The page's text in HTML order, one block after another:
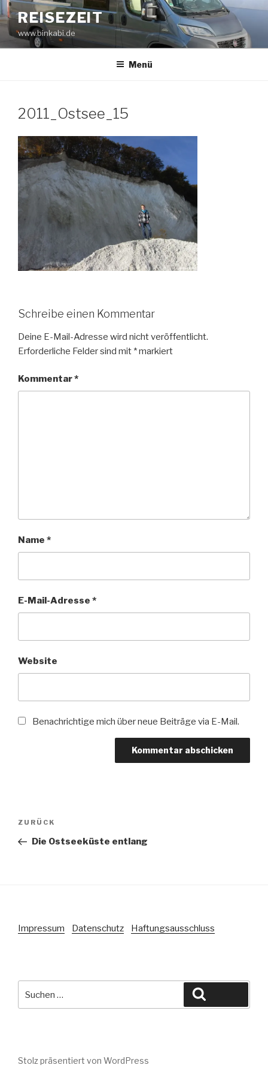
Zum
Inhalt
springen
REISEZEIT
www.binkabi.de
Menü
2011_Ostsee_15
Schreibe einen Kommentar
Deine E-Mail-Adresse wird nicht veröffentlicht.
Erforderliche Felder sind mit *markiert
Kommentar*
Name *
E-Mail-Adresse *
Website
Benachrichtige mich über neue Beiträge via E-Mail.
Beitragsnavigation
Vorheriger
Beitrag
ZURÜCK
Die Ostseeküste entlang
Impressum Datenschutz Haftungsausschluss
nach:
Stolz präsentiert von WordPress